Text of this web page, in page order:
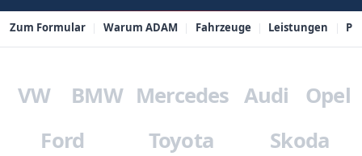
Zum Formular Warum ADAM Fahrzeuge Leistungen
VW BMW Mercedes Audi
Opel
Ford
Toyota Skoda